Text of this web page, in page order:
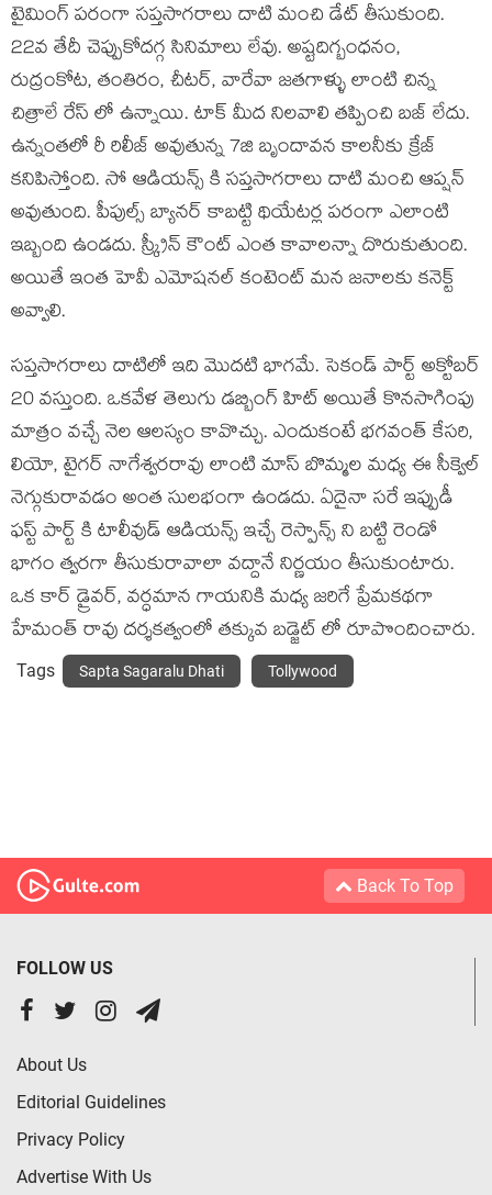
టైమింగ్ పరంగా సప్తసాగరాలు దాటి మంచి డేట్ తీసుకుంది.
22వ తేదీ చెప్పుకోదగ్గ సినిమాలు లేవు. అష్టదిగ్బంధనం,
రుద్రంకోట, తంతిరం, చీటర్, వారేవా జతగాళ్ళు లాంటి చిన్న
చిత్రాలే రేస్ లో ఉన్నాయి. టాక్ మీద నిలవాలి తప్పించి బజ్ లేదు.
ఉన్నంతలో రీ రిలీజ్ అవుతున్న 7జి బృందావన కాలనీకు క్రేజ్
కనిపిస్తోంది. సో ఆడియన్స్ కి సప్తసాగరాలు దాటి మంచి ఆప్షన్
అవుతుంది. పీపుల్స్ బ్యానర్ కాబట్టి థియేటర్ల పరంగా ఎలాంటి
ఇబ్బంది ఉండదు. స్క్రీన్ కౌంట్ ఎంత కావాలన్నా దొరుకుతుంది.
అయితే ఇంత హెవీ ఎమోషనల్ కంటెంట్ మన జనాలకు కనెక్ట్
అవ్వాలి.
సప్తసాగరాలు దాటిలో ఇది మొదటి భాగమే. సెకండ్ పార్ట్ అక్టోబర్
20 వస్తుంది. ఒకవేళ తెలుగు డబ్బింగ్ హిట్ అయితే కొనసాగింపు
మాత్రం వచ్చే నెల ఆలస్యం కావొచ్చు. ఎందుకంటే భగవంత్ కేసరి,
లియో, టైగర్ నాగేశ్వరరావు లాంటి మాస్ బొమ్మల మధ్య ఈ సీక్వెల్
నెగ్గుకురావడం అంత సులభంగా ఉండదు. ఏదైనా సరే ఇప్పుడీ
ఫస్ట్ పార్ట్ కి టాలీవుడ్ ఆడియన్స్ ఇచ్చే రెస్పాన్స్ ని బట్టి రెండో
భాగం త్వరగా తీసుకురావాలా వద్దానే నిర్ణయం తీసుకుంటారు.
ఒక కార్ డ్రైవర్, వర్ధమాన గాయనికి మధ్య జరిగే ప్రేమకథగా
హేమంత్ రావు దర్శకత్వంలో తక్కువ బడ్జెట్ లో రూపొందించారు.
Tags Sapta Sagaralu Dhati Tollywood
Back To Top
FOLLOW US
About Us
Editorial Guidelines
Privacy Policy
Advertise With Us